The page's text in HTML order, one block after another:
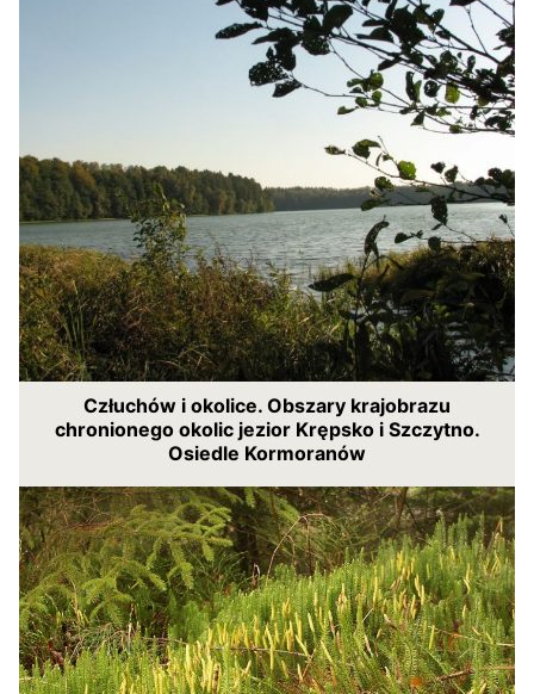
Człuchów i okolice. Obszary krajobrazu
chronionego okolic jezior Krępsko i Szczytno.
Osiedle Kormoranów